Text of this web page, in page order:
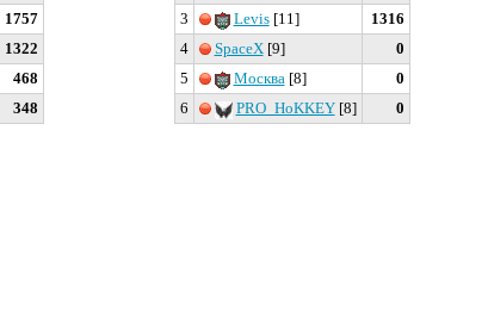
1757
1322
468
348
3
Levis[11]
1316
4
SpaceX[9]
0
5
Москва[8]
0
6
PRO_HoKKEY[8] 0